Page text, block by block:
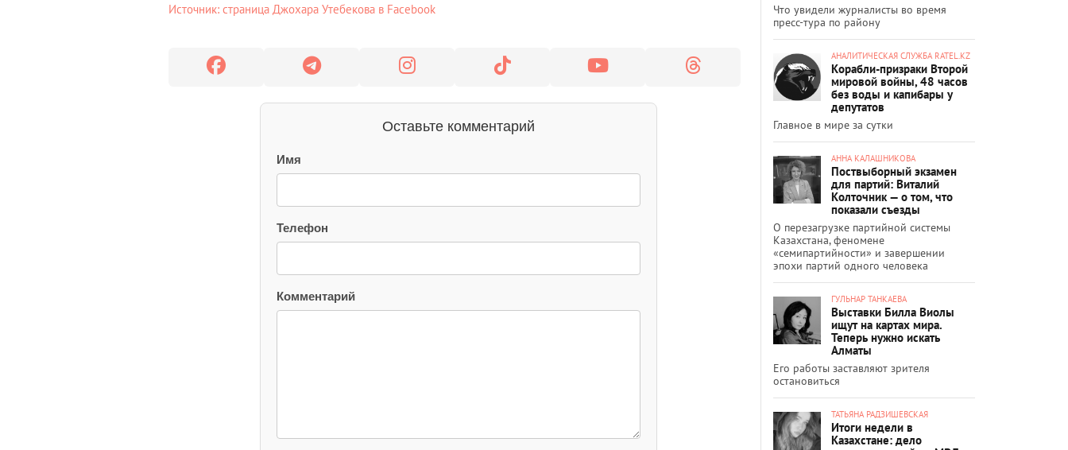
Источник: страница Джохара Утебекова в Facebook
Оставьте комментарий
Имя
Телефон
Комментарий
Что увидели журналисты во время
пресс-тура по району
АНАЛИТИЧЕСКАЯ СЛУЖБА RATEL.KZ
Корабли-призраки Второй
мировой войны, 48 часов
без воды и капибары у
депутатов
Главное в мире за сутки
АННА КАЛАШНИКОВА
Поствыборный экзамен
для партий: Виталий
Колточник — о том, что
показали съезды
О перезагрузке партийной системы
Казахстана, феномене
«семипартийности» и завершении
эпохи партий одного человека
ГУЛЬНАР ТАНКАЕВА
Выставки Билла Виолы
ищут на картах мира.
Теперь нужно искать
Алматы
Его работы заставляют зрителя
остановиться
ТАТЬЯНА РАДЗИШЕВСКАЯ
Итоги недели в
Казахстане: дело